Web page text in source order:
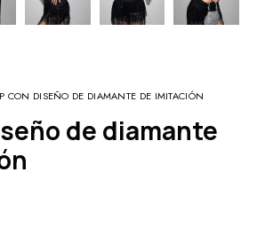
CON DISEÑO DE DIAMANTE DE IMITACIÓN